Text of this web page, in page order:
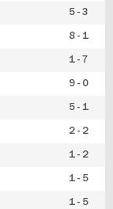
5 - 3
8 - 1
1 - 7
9 - 0
5 - 1
2 - 2
1 - 2
1 - 5
1 - 5